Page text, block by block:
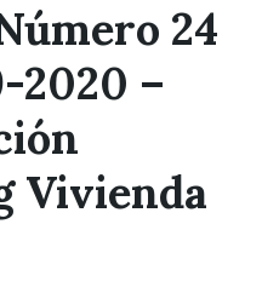
24
2020 –
Vivienda